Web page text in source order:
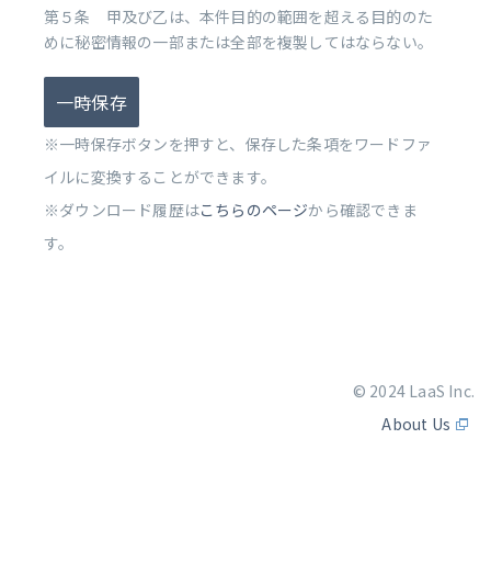
第５条 甲及び乙は、本件目的の範囲を超える目的のた
めに秘密情報の一部または全部を複製してはならない。
一時保存
※一時保存ボタンを押すと、保存した条項をワードファ
イルに変換することができます。
※ダウンロード履歴はこちらのページから確認できま
す。
© 2024 LaaS Inc.
About Us